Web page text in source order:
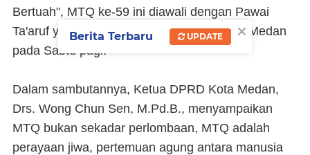
Bertuah", MTQ ke-59 ini diawali dengan Pawai
Ta'aruf yang diikuti 21 Kecamatan se-Kota Medan
pada Sabtu pagi.
Dalam sambutannya, Ketua DPRD Kota Medan,
Drs. Wong Chun Sen, M.Pd.B., menyampaikan
MTQ bukan sekadar perlombaan, MTQ adalah
perayaan jiwa, pertemuan agung antara manusia
×
Berita Terbaru UPDATE